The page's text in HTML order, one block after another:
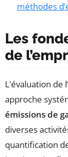
méthodes
Les
de
L’évaluation
approche
émissions de
diverses
quantification